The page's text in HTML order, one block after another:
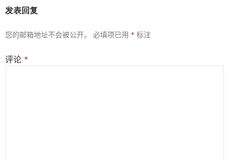
发表回复
您的邮箱地址不会被公开。 必填项已用 * 标注
评论 *